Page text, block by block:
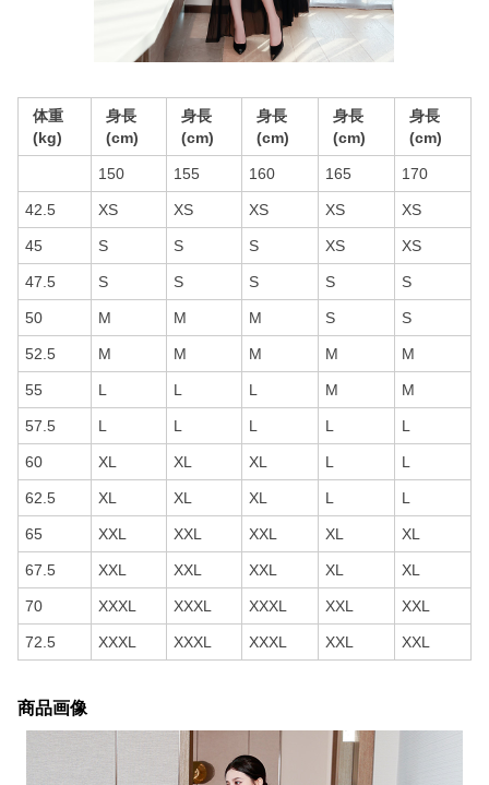
体重
(kg)
身長
(cm)
身長
(cm)
身長
(cm)
身長
(cm)
身長
(cm)
150 155 160 165 170
42.5 XS XS XS XS XS
45 S S S XS XS
47.5 S S S S S
50 M M M S S
52.5 M M M M M
55 L L L M M
57.5 L L L L L
60 XL XL XL L L
62.5 XL XL XL L L
65 XXL XXL XXL XL XL
67.5 XXL XXL XXL XL XL
70 XXXL XXXL XXXL XXL XXL
72.5 XXXL XXXL XXXL XXL XXL
商品画像